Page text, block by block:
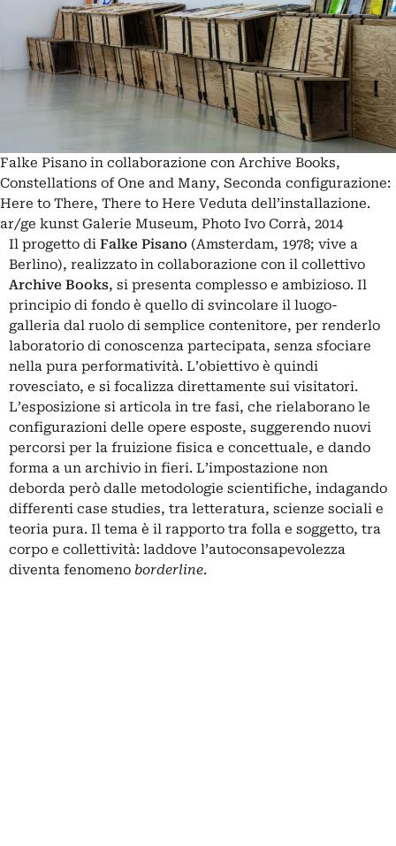
Falke Pisano in collaborazione con Archive Books,
Constellations of One and Many, Seconda configurazione:
Here to There, There to Here Veduta dell’installazione.
ar/ge kunst Galerie Museum, Photo Ivo Corrà, 2014
Il progetto di Falke Pisano (Amsterdam, 1978; vive a
Berlino), realizzato in collaborazione con il collettivo
Archive Books, si presenta complesso e ambizioso. Il
principio di fondo è quello di svincolare il luogo-
galleria dal ruolo di semplice contenitore, per renderlo
laboratorio di conoscenza partecipata, senza sfociare
nella pura performatività. L’obiettivo è quindi
rovesciato, e si focalizza direttamente sui visitatori.
L’esposizione si articola in tre fasi, che rielaborano le
configurazioni delle opere esposte, suggerendo nuovi
percorsi per la fruizione fisica e concettuale, e dando
forma a un archivio in fieri. L’impostazione non
deborda però dalle metodologie scientifiche, indagando
differenti case studies, tra letteratura, scienze sociali e
teoria pura. Il tema è il rapporto tra folla e soggetto, tra
corpo e collettività: laddove l’autoconsapevolezza
diventa fenomeno borderline.